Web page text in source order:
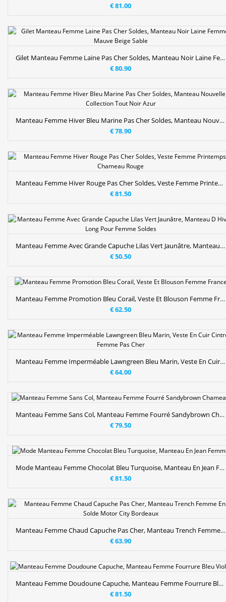
€ 81.00
Gilet Manteau Femme Laine Pas Cher Soldes, Manteau Noir Laine Femme Mauve Beige Sable
€ 80.90
Manteau Femme Hiver Bleu Marine Pas Cher Soldes, Manteau Nouvelle Collection Tout Noir Azur
€ 78.90
Manteau Femme Hiver Rouge Pas Cher Soldes, Veste Femme Printemps Chameau Rouge
€ 81.50
Manteau Femme Avec Grande Capuche Lilas Vert Jaunâtre, Manteau D Hiver Long Pour Femme Soldes
€ 50.50
Manteau Femme Promotion Bleu Corail, Veste Et Blouson Femme France
€ 62.50
Manteau Femme Imperméable Lawngreen Bleu Marin, Veste En Cuir Cintrée Femme Pas Cher
€ 64.00
Manteau Femme Sans Col, Manteau Femme Fourré Sandybrown Chameau
€ 79.50
Mode Manteau Femme Chocolat Bleu Turquoise, Manteau En Jean Femme
€ 81.50
Manteau Femme Chaud Capuche Pas Cher, Manteau Trench Femme En Solde Motor City Bordeaux
€ 63.90
Manteau Femme Doudoune Capuche, Manteau Femme Fourrure Bleu Violet
€ 81.50